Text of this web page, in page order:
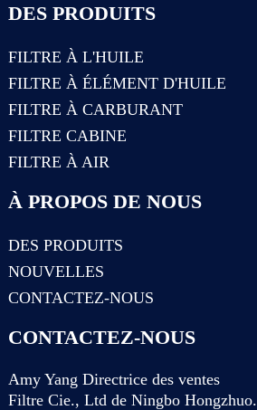
DES PRODUITS
FILTRE À L'HUILE
FILTRE À ÉLÉMENT D'HUILE
FILTRE À CARBURANT
FILTRE CABINE
FILTRE À AIR
À PROPOS DE NOUS
DES PRODUITS
NOUVELLES
CONTACTEZ-NOUS
CONTACTEZ-NOUS
Amy Yang Directrice des ventes
Filtre Cie., Ltd de Ningbo Hongzhuo.